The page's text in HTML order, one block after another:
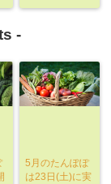
-
5月のたんぽぽ
は23日(土)に実